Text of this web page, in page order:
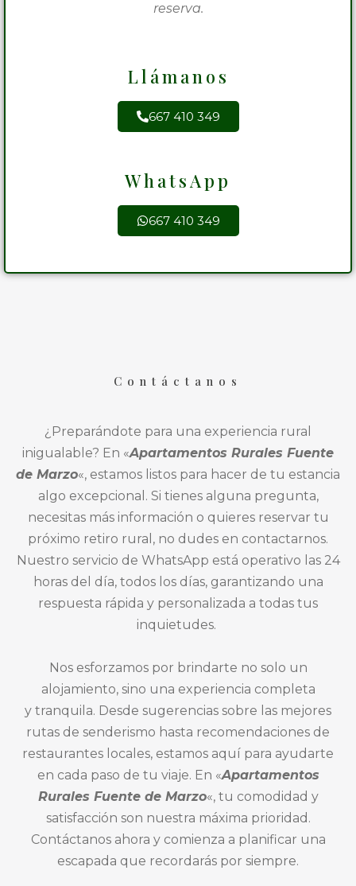
reserva.
Llámanos
667 410 349
WhatsApp
667 410 349
Contáctanos
¿Preparándote para una experiencia rural
inigualable? En «Apartamentos Rurales Fuente
de Marzo«, estamos listos para hacer de tu estancia
algo excepcional. Si tienes alguna pregunta,
necesitas más información o quieres reservar tu
próximo retiro rural, no dudes en contactarnos.
Nuestro servicio de WhatsApp está operativo las 24
horas del día, todos los días, garantizando una
respuesta rápida y personalizada a todas tus
inquietudes.
Nos esforzamos por brindarte no solo un
alojamiento, sino una experiencia completa
y tranquila. Desde sugerencias sobre las mejores
rutas de senderismo hasta recomendaciones de
restaurantes locales, estamos aquí para ayudarte
en cada paso de tu viaje. En «Apartamentos
Rurales Fuente de Marzo«, tu comodidad y
satisfacción son nuestra máxima prioridad.
Contáctanos ahora y comienza a planificar una
escapada que recordarás por siempre.